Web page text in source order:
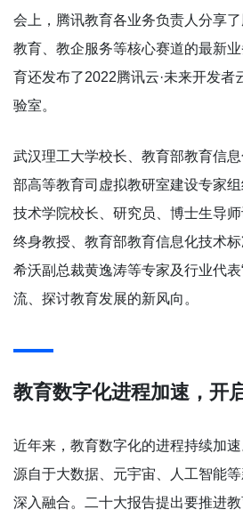
会上，腾讯教育各业务负责人分享
教育、教企服务等核心赛道的最新
育还发布了2022腾讯云·未来开发者
验室。
武汉理工大学校长、教育部教育信
部高等教育司虚拟教研室建设专家
技术学院校长、研究员、博士生导
终身教授、教育部教育信息化技术
希沃副总裁黄逸涛等专家及行业代表
流、探讨教育发展的新风向。
教育数字化进程加速，开
近年来，教育数字化的进程持续加
源自于大数据、元宇宙、人工智能
深入融合。二十大报告提出要推进